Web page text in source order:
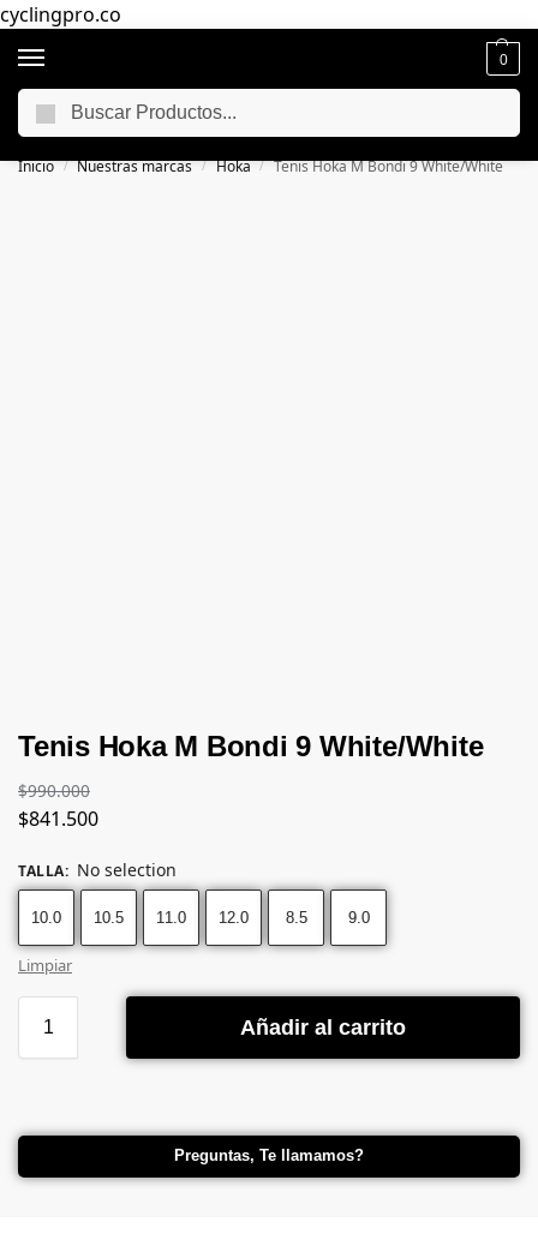
cyclingpro.co
0
🚴‍ Envío gratuito a todo Colombia por compras superiores a $250.000
Inicio / Nuestras marcas / Hoka / Tenis Hoka M Bondi 9 White/White
Tenis Hoka M Bondi 9 White/White
$990.000
$841.500
TALLA: No selection
10.0 10.5 11.0 12.0 8.5 9.0
Limpiar
Añadir al carrito
Preguntas, Te llamamos?